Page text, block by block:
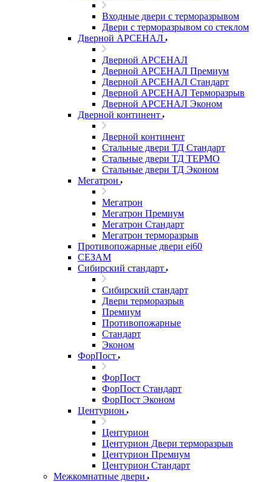
Входные двери с терморазрывом
Двери с терморазрывом со стеклом
Дверной АРСЕНАЛ
Дверной АРСЕНАЛ
Дверной АРСЕНАЛ Премиум
Дверной АРСЕНАЛ Стандарт
Дверной АРСЕНАЛ Терморазрыв
Дверной АРСЕНАЛ Эконом
Дверной континент
Дверной континент
Стальные двери ТД Стандарт
Стальные двери ТД ТЕРМО
Стальные двери ТД Эконом
Мегатрон
Мегатрон
Мегатрон Премиум
Мегатрон Стандарт
Мегатрон терморазрыв
Противопожарные двери ei60
СЕЗАМ
Сибирский стандарт
Сибирский стандарт
Двери терморазрыв
Премиум
Противопожарные
Стандарт
Эконом
ФорПост
ФорПост
ФорПост Стандарт
ФорПост Эконом
Центурион
Центурион
Центурион Двери терморазрыв
Центурион Премиум
Центурион Стандарт
Межкомнатные двери